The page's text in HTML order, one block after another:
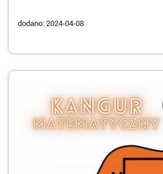
dodano: 2024-04-08